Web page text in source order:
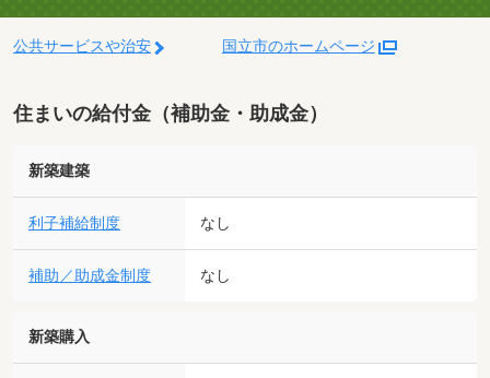
公共サービスや治安 国立市のホームページ
住まいの給付金（補助金・助成金）
新築建築
利子補給制度 なし
補助／助成金制度 なし
新築購入